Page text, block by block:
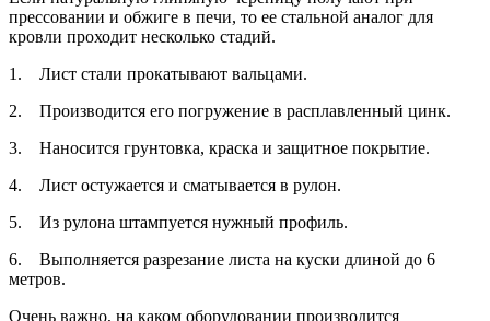
прессовании и обжиге в печи, то ее стальной аналог для
кровли проходит несколько стадий.
1. Лист стали прокатывают вальцами.
2. Производится его погружение в расплавленный цинк.
3. Наносится грунтовка, краска и защитное покрытие.
4. Лист остужается и сматывается в рулон.
5. Из рулона штампуется нужный профиль.
6. Выполняется разрезание листа на куски длиной до 6
метров.
Очень важно, на каком оборудовании производится